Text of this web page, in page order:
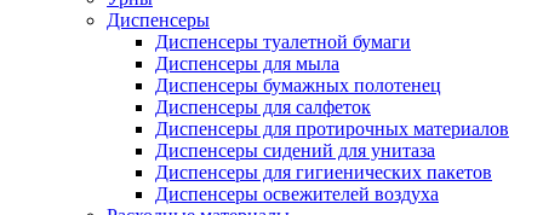
Диспенсеры
Диспенсеры туалетной бумаги
Диспенсеры для мыла
Диспенсеры бумажных полотенец
Диспенсеры для салфеток
Диспенсеры для протирочных материалов
Диспенсеры сидений для унитаза
Диспенсеры для гигиенических пакетов
Диспенсеры освежителей воздуха